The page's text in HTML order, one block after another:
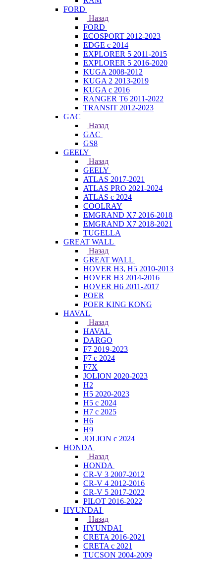
FORD
Назад
FORD
ECOSPORT 2012-2023
EDGE c 2014
EXPLORER 5 2011-2015
EXPLORER 5 2016-2020
KUGA 2008-2012
KUGA 2 2013-2019
KUGA с 2016
RANGER T6 2011-2022
TRANSIT 2012-2023
GAC
Назад
GAC
GS8
GEELY
Назад
GEELY
ATLAS 2017-2021
ATLAS PRO 2021-2024
ATLAS с 2024
COOLRAY
EMGRAND X7 2016-2018
EMGRAND X7 2018-2021
TUGELLA
GREAT WALL
Назад
GREAT WALL
HOVER H3, H5 2010-2013
HOVER H3 2014-2016
HOVER H6 2011-2017
POER
POER KING KONG
HAVAL
Назад
HAVAL
DARGO
F7 2019-2023
F7 с 2024
F7X
JOLION 2020-2023
H2
H5 2020-2023
H5 с 2024
H7 с 2025
H6
H9
JOLION с 2024
HONDA
Назад
HONDA
CR-V 3 2007-2012
CR-V 4 2012-2016
CR-V 5 2017-2022
PILOT 2016-2022
HYUNDAI
Назад
HYUNDAI
CRETA 2016-2021
CRETA с 2021
TUCSON 2004-2009